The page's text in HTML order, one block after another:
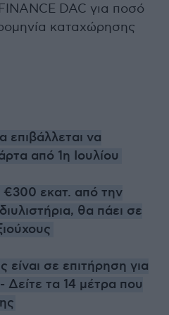
DAC για ποσό
καταχώρησης
επιβάλλεται να
από 1η Ιουλίου
εκατ. από την
θα πάει σε
είναι σε επιτήρηση για
Δείτε τα 14 μέτρα που